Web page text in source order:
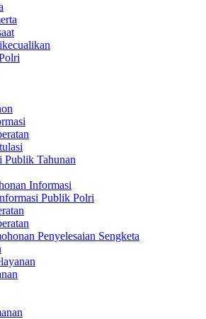
Publik Tahunan
Informasi
Publik Polri
Penyelesaian Sengketa